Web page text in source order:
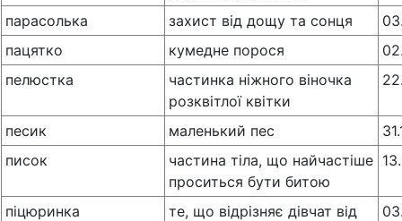
парасолька захист від дощу та сонця
пацятко
кумедне порося
пелюстка
частинка ніжного віночка
розквітлої квітки
песик маленький пес
писок
частина тіла, що найчастіше
проситься бути битою
піцюринка
те, що відрізняє дівчат від